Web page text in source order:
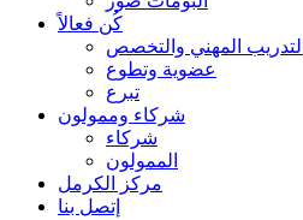
كُن فعالاً
التدريب المهني والتخصص
عضوية وتطوع
تبرع
شركاء وممولون
شركاء
الممولون
مركز الكرمل
إتصل بنا